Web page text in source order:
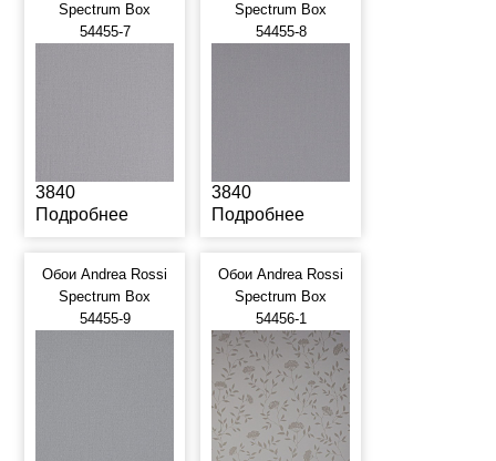
Spectrum Box
54455-7
3840
Подробнее
Spectrum Box
54455-8
3840
Подробнее
Обои Andrea Rossi
Spectrum Box
54455-9
Обои Andrea Rossi
Spectrum Box
54456-1